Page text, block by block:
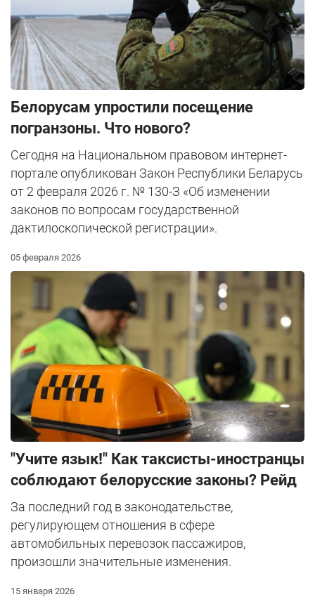
Белорусам упростили посещение
погранзоны. Что нового?
Сегодня на Национальном правовом интернет-
портале опубликован Закон Республики Беларусь
от 2 февраля 2026 г. № 130-З «Об изменении
законов по вопросам государственной
дактилоскопической регистрации».
05 февраля 2026
"Учите язык!" Как таксисты-иностранцы
соблюдают белорусские законы? Рейд
За последний год в законодательстве,
регулирующем отношения в сфере
автомобильных перевозок пассажиров,
произошли значительные изменения.
15 января 2026